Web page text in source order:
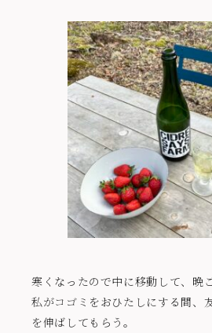
寒くなったので中に移動して、晩
私がコゴミをおひたしにする間、
を伸ばしてもらう。